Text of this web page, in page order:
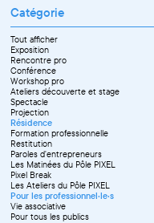
Juin
Juillet
Septembre
Octobre
Novembre
Décembre
Avril
Mai
Juin
Septembre
Octobre
Novembre
Catégorie
Tout afficher
Exposition
Rencontre pro
Conférence
Workshop pro
Ateliers découverte et stage
Spectacle
Projection
Résidence
Formation professionnelle
Restitution
Paroles d'entrepreneurs
Les Matinées du Pôle PIXEL
Pixel Break
Les Ateliers du Pôle PIXEL
Pour les professionnel·le·s
Vie associative
Pour tous les publics